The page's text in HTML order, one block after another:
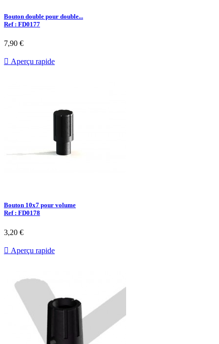
Bouton double pour double...
Ref : FD0177
7,90 €
 Aperçu rapide
Bouton 10x7 pour volume
Ref : FD0178
3,20 €
 Aperçu rapide